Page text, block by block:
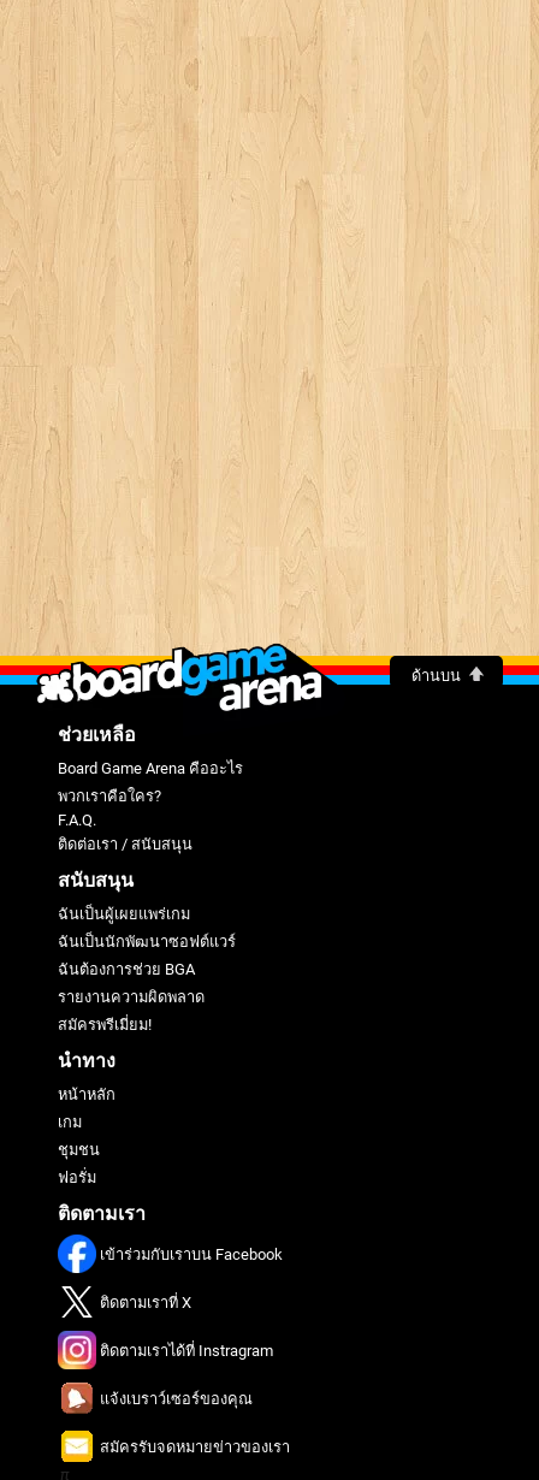
ด้านบน
ช่วยเหลือ
Board Game Arena คืออะไร
พวกเราคือใคร?
F.A.Q.
ติดต่อเรา / สนับสนุน
สนับสนุน
ฉันเป็นผู้เผยแพร่เกม
ฉันเป็นนักพัฒนาซอฟต์แวร์
ฉันต้องการช่วย BGA
รายงานความผิดพลาด
สมัครพรีเมี่ยม!
นำทาง
หน้าหลัก
เกม
ชุมชน
ฟอรั่ม
ติดตามเรา
เข้าร่วมกับเราบน Facebook
ติดตามเราที่ X
ติดตามเราได้ที่ Instragram
แจ้งเบราว์เซอร์ของคุณ
สมัครรับจดหมายข่าวของเรา
π